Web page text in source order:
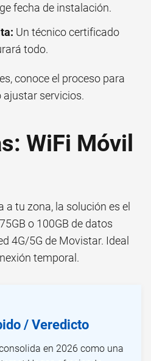
fecha de instalación.
Un técnico certificado
todo.
conoce el proceso para
ajustar servicios.
WiFi Móvil
a tu zona, la solución es el
o 100GB de datos
4G/5G de Movistar. Ideal
temporal.
/ Veredicto
en 2026 como una